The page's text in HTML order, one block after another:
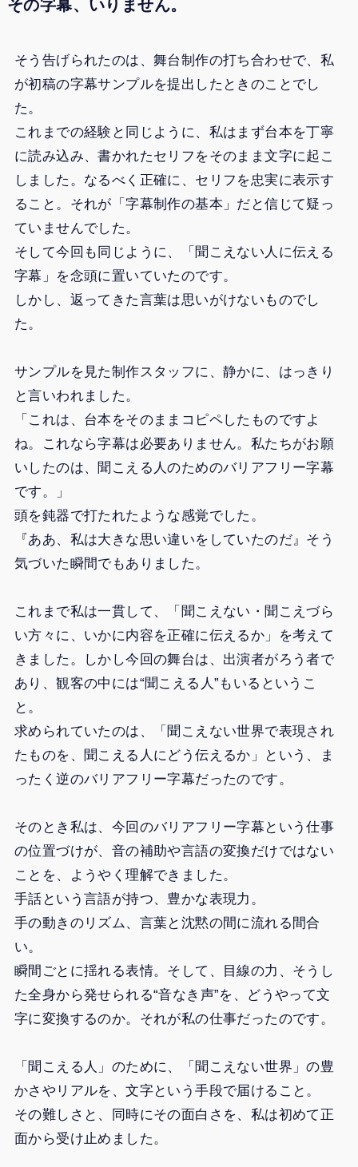
その字幕、いりません。
そう告げられたのは、舞台制作の打ち合わせで、私
が初稿の字幕サンプルを提出したときのことでし
た。
これまでの経験と同じように、私はまず台本を丁寧
に読み込み、書かれたセリフをそのまま文字に起こ
しました。なるべく正確に、セリフを忠実に表示す
ること。それが「字幕制作の基本」だと信じて疑っ
ていませんでした。
そして今回も同じように、「聞こえない人に伝える
字幕」を念頭に置いていたのです。
しかし、返ってきた言葉は思いがけないものでし
た。
サンプルを見た制作スタッフに、静かに、はっきり
と言いわれました。
「これは、台本をそのままコピペしたものですよ
ね。これなら字幕は必要ありません。私たちがお願
いしたのは、聞こえる人のためのバリアフリー字幕
です。」
頭を鈍器で打たれたような感覚でした。
『ああ、私は大きな思い違いをしていたのだ』そう
気づいた瞬間でもありました。
これまで私は一貫して、「聞こえない・聞こえづら
い方々に、いかに内容を正確に伝えるか」を考えて
きました。しかし今回の舞台は、出演者がろう者で
あり、観客の中には“聞こえる人”もいるというこ
と。
求められていたのは、「聞こえない世界で表現され
たものを、聞こえる人にどう伝えるか」という、ま
ったく逆のバリアフリー字幕だったのです。
そのとき私は、今回のバリアフリー字幕という仕事
の位置づけが、音の補助や言語の変換だけではない
ことを、ようやく理解できました。
手話という言語が持つ、豊かな表現力。
手の動きのリズム、言葉と沈黙の間に流れる間合
い。
瞬間ごとに揺れる表情。そして、目線の力、そうし
た全身から発せられる“音なき声”を、どうやって文
字に変換するのか。それが私の仕事だったのです。
「聞こえる人」のために、「聞こえない世界」の豊
かさやリアルを、文字という手段で届けること。
その難しさと、同時にその面白さを、私は初めて正
面から受け止めました。